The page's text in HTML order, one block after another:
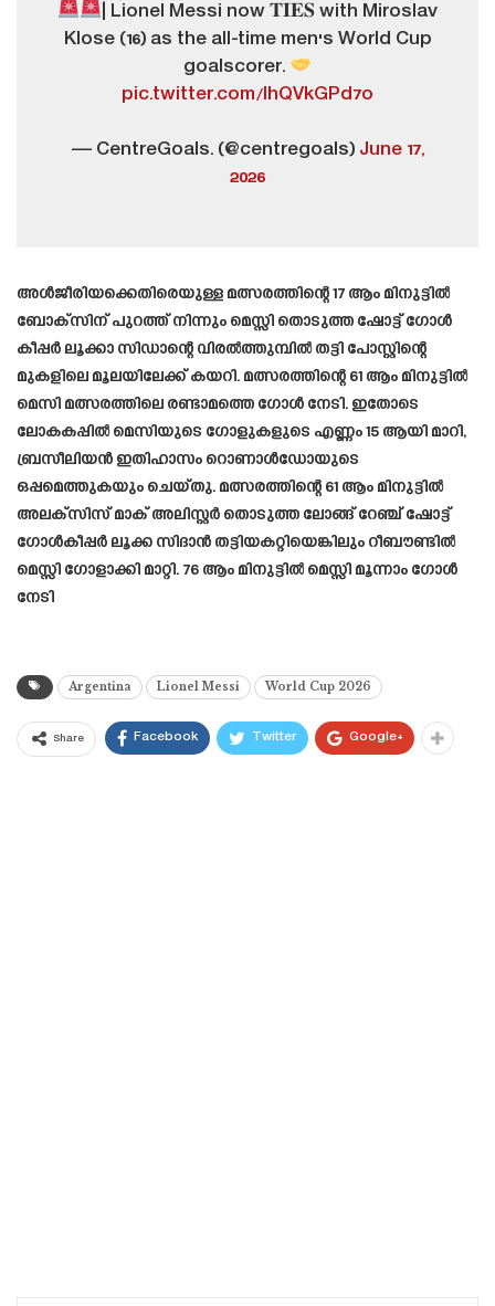
| Lionel Messi now 𝐓𝐈𝐄𝐒 with Miroslav
Klose (16) as the all-time men's World Cup
goalscorer.
pic.twitter.com/IhQVkGPd7o
— CentreGoals. (@centregoals) June 17,
2026
അൾജീരിയക്കെതിരെയുള്ള മത്സരത്തിന്റെ 17 ആം മിനുട്ടിൽ
ബോക്സിന് പുറത്ത് നിന്നും മെസ്സി തൊടുത്ത ഷോട്ട് ഗോൾ
കീപ്പർ ലൂക്കാ സിഡാന്റെ വിരൽത്തുമ്പിൽ തട്ടി പോസ്റ്റിന്റെ
മുകളിലെ മൂലയിലേക്ക് കയറി. മത്സരത്തിന്റെ 61 ആം മിനുട്ടിൽ
മെസി മത്സരത്തിലെ രണ്ടാമത്തെ ഗോൾ നേടി. ഇതോടെ
ലോകകപ്പിൽ മെസിയുടെ ഗോളുകളുടെ എണ്ണം 15 ആയി മാറി,
ബ്രസീലിയൻ ഇതിഹാസം റൊണാൾഡോയുടെ
ഒപ്പമെത്തുകയും ചെയ്തു. മത്സരത്തിന്റെ 61 ആം മിനുട്ടിൽ
അലക്സിസ് മാക് അലിസ്റ്റർ തൊടുത്ത ലോങ്ങ് റേഞ്ച് ഷോട്ട്
ഗോൾകീപ്പർ ലൂക്ക സിദാൻ തട്ടിയകറ്റിയെങ്കിലും റീബൗണ്ടിൽ
മെസ്സി ഗോളാക്കി മാറ്റി. 76 ആം മിനുട്ടിൽ മെസ്സി മൂന്നാം ഗോൾ
നേടി
Argentina Lionel Messi World Cup 2026
Share Facebook Twitter Google+